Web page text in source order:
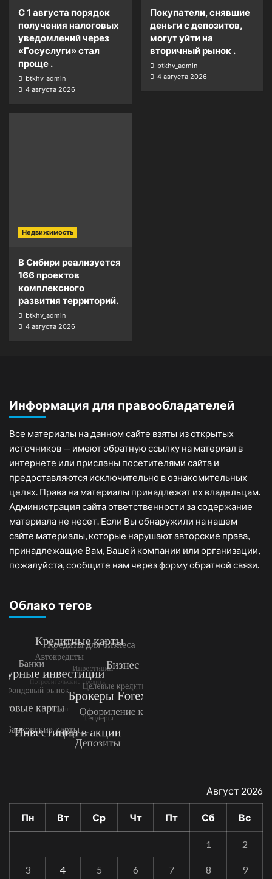
С 1 августа порядок
получения налоговых
уведомлений через
«Госуслуги» стал
проще .
btkhv_admin
4 августа 2026
Покупатели, снявшие
деньги с депозитов,
могут уйти на
вторичный рынок .
btkhv_admin
4 августа 2026
Недвижимость
В Сибири реализуется
166 проектов
комплексного
развития территорий.
btkhv_admin
4 августа 2026
Информация для правообладателей
Все материалы на данном сайте взяты из открытых
источников — имеют обратную ссылку на материал в
интернете или присланы посетителями сайта и
предоставляются исключительно в ознакомительных
целях. Права на материалы принадлежат их владельцам.
Администрация сайта ответственности за содержание
материала не несет. Если Вы обнаружили на нашем
сайте материалы, которые нарушают авторские права,
принадлежащие Вам, Вашей компании или организации,
пожалуйста, сообщите нам через форму обратной связи.
Облако тегов
Август 2026
Пн Вт Ср Чт Пт Сб Вс
1 2
3 4 5 6 7 8 9